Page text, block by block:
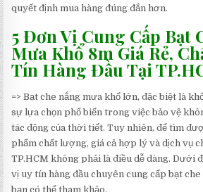
quyết định mua hàng đúng đắn hơn.
5 Đơn Vị Cung Cấp Bạt
Mưa Khổ 8m Giá Rẻ,
Tín Hàng Đầu Tại
=> Bạt che nắng mưa khổ lớn, đặc biệt là
sự lựa chọn phổ biến trong việc bảo vệ
tác động của thời tiết. Tuy nhiên, để tìm
phẩm chất lượng, giá cả hợp lý và dịch vụ
TP.HCM không phải là điều dễ dàng. Dưới
vị uy tín hàng đầu chuyên cung cấp bạt
bạn có thể tham khảo.